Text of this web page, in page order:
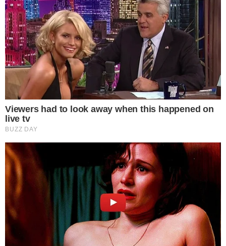
สูตรนี้สำหรับกระทะเทฟลอน ให้เตรียมแป้งสาลี 1 ช้อนโต๊ะผสม
น้ำส้มสายชู 2 ช้อนโต๊ะกับเกลือผสมให้เข้ากันแล้วใช้ถูให้ทั่วกระทะ
และเน้นที่จุดเป็นรอยไหม้ ทิ้งไว้สักพักแล้วนำมาถูล้างทำความสะอาด
โดยเทน้ำร้อนผสมกับน้ำย า ล้างจาน เช็ดถูกระทะให้ทั่วก็จะได้
กระทะที่สะอาดเหมือนของใหม่